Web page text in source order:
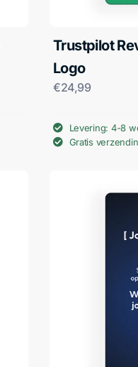
Trustpilot
Logo
€24,99
Levering: 4-8
Gratis